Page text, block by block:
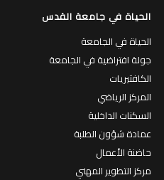
الحياة في جامعة القدس
الحياة في الجامعة
جولة افتراضية في الجامعة
الكافتيريات
المركز الرياضي
السكنات الداخلية
عمادة شؤون الطلبة
حاضنة الأعمال
مركز التطوير المهني